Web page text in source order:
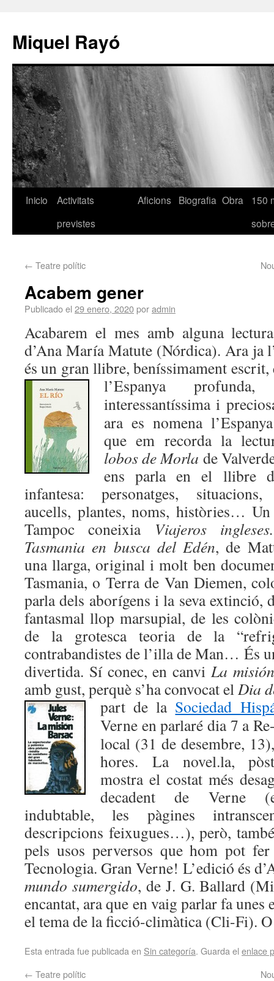
Miquel Rayó
Inicio
Activitats
previstes
Aficions Biografia Obra
150
← Teatre polític
Acabem gener
Publicado el 29 enero, 2020poradmin
Acabarem el mes amb alguna
d’Ana María Matute (Nórdica). Ara ja
és un gran llibre, beníssimament
l’Espanya profunda,
interessantíssima i pr
ara es nomena
que em recorda la
lobos de Morla de
ens parla en el llibre
infantesa: personatges, situacions,
aucells, plantes, noms, històries…
Tampoc coneixia Viajeros
Tasmania en busca del Edén, de
una llarga, original i molt ben
Tasmania, o Terra de Van Diemen,
parla dels aborígens i la seva extinció,
fantasmal llop marsupial, de les
de la grotesca teoria de la
contrabandistes de l’illa de Man… És
divertida. Sí conec, en canvi La
amb gust, perquè s’ha convocat elDia
part de la Sociedad
Verne en parlaré dia 7 a
local (31 de desembre,
hores. La novel.la,
mostra el costat més
decadent de Verne
indubtable, les pàgines
descripcions feixugues…), però,
pels usos perversos que hom pot
Tecnologia. Gran Verne! L’edició és
mundo sumergido, de J. G. Ballard
encantat, ara que en vaig parlar fa unes
el tema de la ficció-climàtica (Cli-Fi).
Esta entrada fue publicada en Sin categoría. Guarda el enlace
← Teatre polític